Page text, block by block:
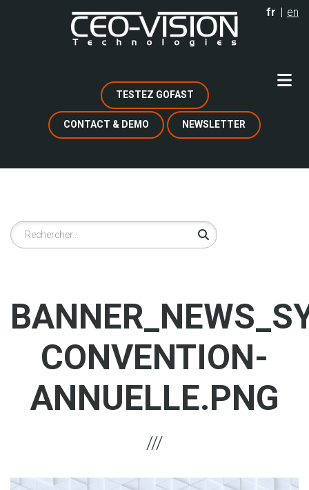
fr en
TESTEZ GOFAST
CONTACT & DEMO NEWSLETTER
Rechercher
CONVENTION-
ANNUELLE.PNG